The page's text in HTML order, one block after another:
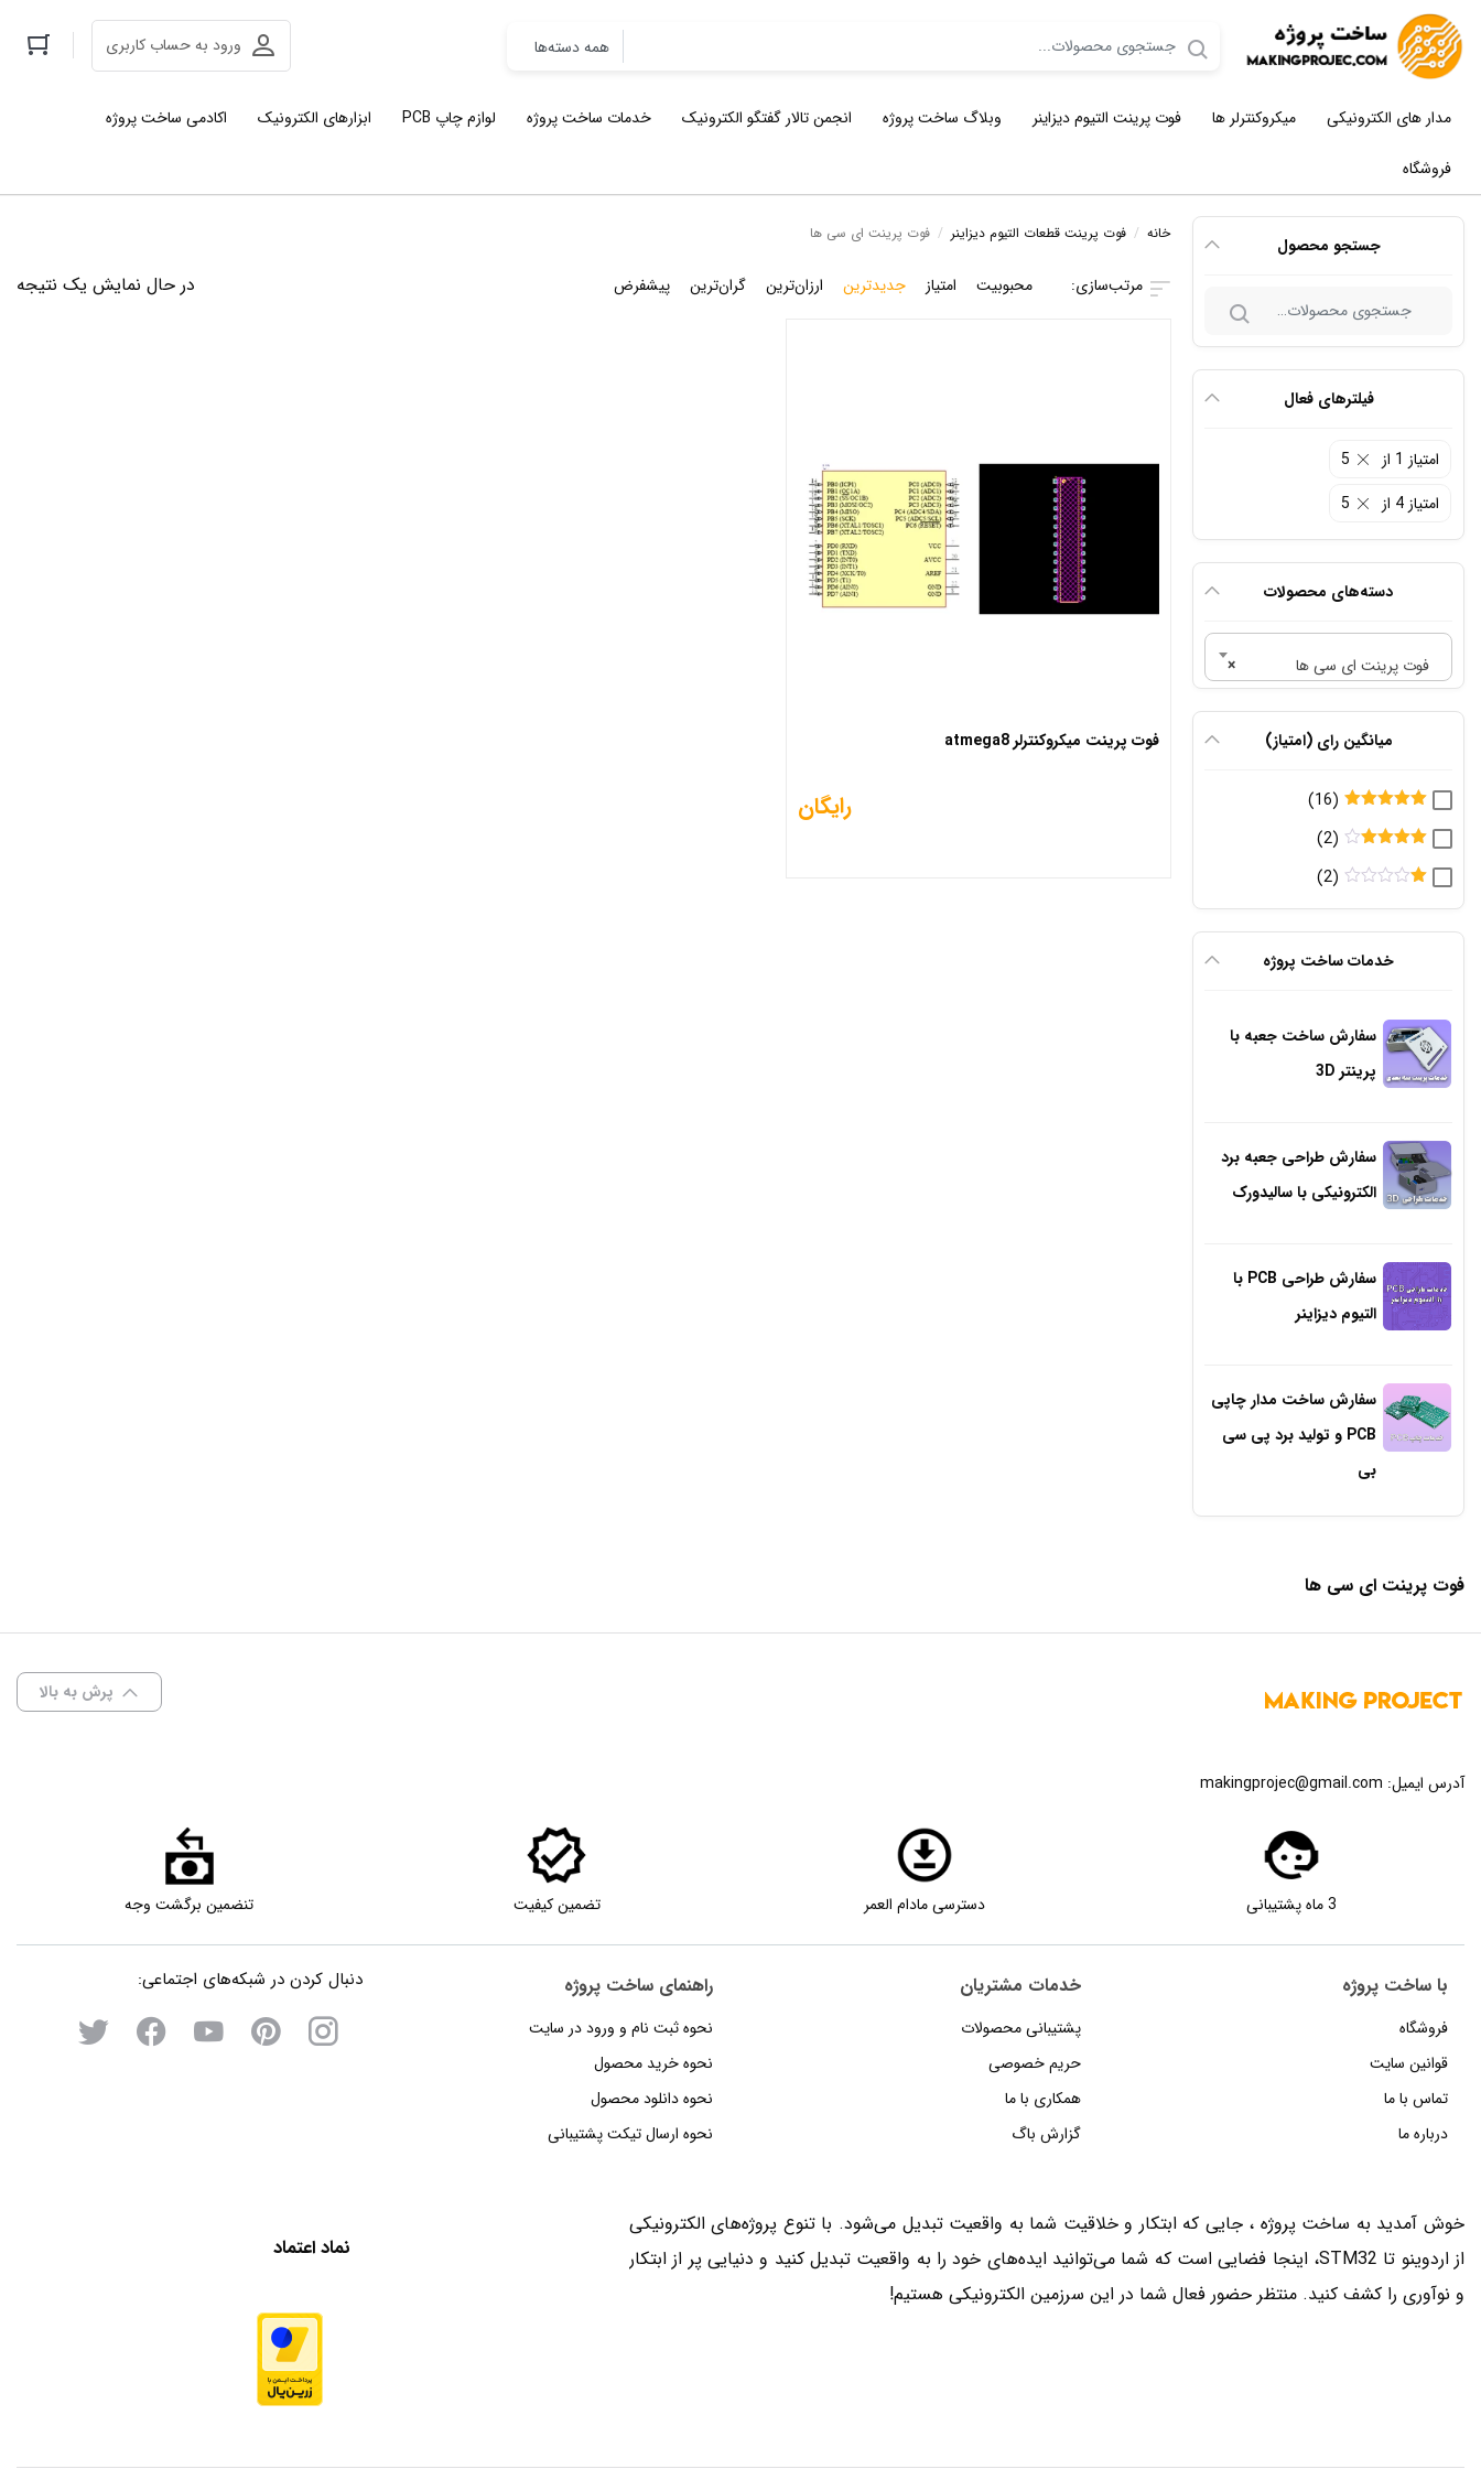
ورود به حساب کاربری
مدار های الکترونیکی میکروکنترلر ها فوت پرینت التیوم دیزاینر وبلاگ ساخت پروژه انجمن تالار گفتگو الکترونیک خدمات ساخت پروژه لوازم چاپ PCB ابزارهای الکترونیک اکادمی ساخت پروژه
فروشگاه
جستجو محصول
جستجو
فیلترهای فعال
امتیاز 1 از 5
امتیاز 4 از 5
دسته‌های محصولات
× فوت پرینت ای سی ها
میانگین رای (امتیاز)
5
(16)
از 5
(2)
تیا
(2)
خدمات ساخت پروژه
سفارش ساخت جعبه با
پرینتر 3D
سفارش طراحی جعبه برد
الکترونیکی با سالیدورک
سفارش طراحی PCB با
التیوم دیزاینر
سفارش ساخت مدار چاپی
PCB و تولید برد پی سی
بی
خانه / فوت پرینت قطعات التیوم دیزاینر / فوت پرینت ای سی ها
در حال نمایش یک نتیجه محبوبیت امتیاز جدیدترین ارزان‌ترین گران‌ترین پیشفرض
فوت پرینت میکروکنترلر atmega8
رایگان
فوت پرینت ای سی ها
پرش به بالا
آدرس ایمیل: makingprojec@gmail.com
3 ماه پشتیبانی دسترسی مادام العمر تضمین کیفیت تنضمین برگشت وجه
با ساخت پروژه
فروشگاه
قوانین سایت
تماس با ما
درباره ما
خدمات مشتریان
پشتیبانی محصولات
حریم خصوصی
همکاری با ما
گزارش باگ
راهنمای‌‌ ساخت‌ پروژه
نحوه‌ ثبت‌ نام و ورود در سایت
نحوه خرید محصول
نحوه دانلود محصول
نحوه‌ ارسال‌ تیکت‌ پشتیبانی
دنبال کردن در شبکه‌های اجتماعی:
خوش آمدید به ساخت پروژه ، جایی که ابتکار و خلاقیت شما به واقعیت تبدیل می‌شود. با تنوع پروژه‌های الکترونیکی
از اردوینو تا STM32، اینجا فضایی است که شما می‌توانید ایده‌های خود را به واقعیت تبدیل کنید و دنیایی پر از ابتکار
و نوآوری را کشف کنید. منتظر حضور فعال شما در این سرزمین الکترونیکی هستیم!
نماد اعتماد